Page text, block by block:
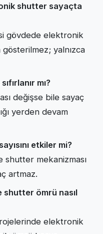
shutter sayaçta
gövdede elektronik
gösterilmez; yalnızca
mı?
değişse bile sayaç
yerden devam
etkiler mi?
shutter mekanizması
artmaz.
ömrü nasıl
elektronik